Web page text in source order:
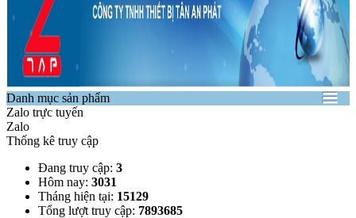
Danh mục sản phẩm
Zalo trực tuyến
Zalo
Thống kê truy cập
Đang truy cập: 3
Hôm nay: 3031
Tháng hiện tại: 15129
Tổng lượt truy cập: 7893685